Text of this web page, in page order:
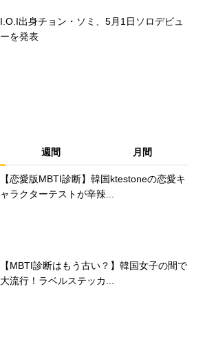
I.O.I出身チョン・ソミ、5月1日ソロデビュ
ーを発表
週間 月間
【恋愛版MBTI診断】韓国ktestoneの恋愛キ
ャラクターテストが辛辣...
【MBTI診断はもう古い？】韓国女子の間で
大流行！ラベルステッカ...